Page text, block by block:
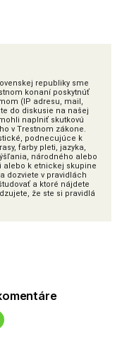
republiky sme
konaní poskytnúť
(IP adresu, mail,
do diskusie na našej
naplniť skutkovú
v Trestnom zákone.
podnecujúce k
farby pleti, jazyka,
národného alebo
alebo k etnickej skupine
dozviete v pravidlách
a ktoré nájdete
že ste si pravidlá